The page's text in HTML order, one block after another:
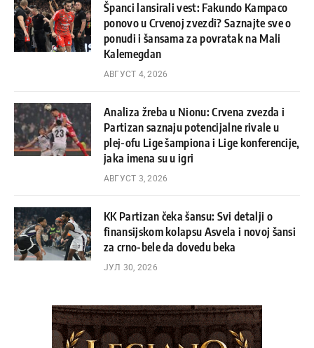
Španci lansirali vest: Fakundo Kampaco
ponovo u Crvenoj zvezdi? Saznajte sve o
ponudi i šansama za povratak na Mali
Kalemegdan
АВГУСТ 4, 2026
Analiza žreba u Nionu: Crvena zvezda i
Partizan saznaju potencijalne rivale u
plej-ofu Lige šampiona i Lige konferencije,
jaka imena su u igri
АВГУСТ 3, 2026
KK Partizan čeka šansu: Svi detalji o
finansijskom kolapsu Asvela i novoj šansi
za crno-bele da dovedu beka
ЈУЛ 30, 2026